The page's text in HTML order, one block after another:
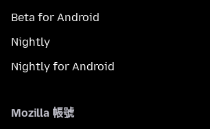
Beta for Android
Nightly
Nightly for Android
Mozilla 帳號